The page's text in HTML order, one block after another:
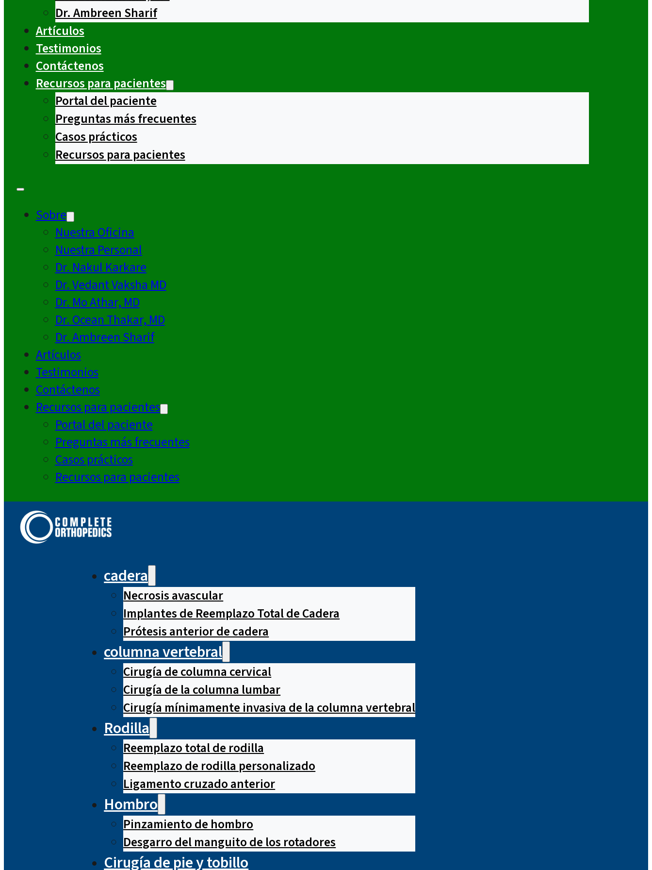
Dr. Ambreen Sharif
Artículos
Testimonios
Contáctenos
Recursos para pacientes
Portal del paciente
Preguntas más frecuentes
Casos prácticos
Recursos para pacientes
Sobre
Nuestra Oficina
Nuestra Personal
Dr. Nakul Karkare
Dr. Vedant Vaksha MD
Dr. Mo Athar, MD
Dr. Ocean Thakar, MD
Dr. Ambreen Sharif
Artículos
Testimonios
Contáctenos
Recursos para pacientes
Portal del paciente
Preguntas más frecuentes
Casos prácticos
Recursos para pacientes
cadera
Necrosis avascular
Implantes de Reemplazo Total de Cadera
Prótesis anterior de cadera
columna vertebral
Cirugía de columna cervical
Cirugía de la columna lumbar
Cirugía mínimamente invasiva de la columna vertebral
Rodilla
Reemplazo total de rodilla
Reemplazo de rodilla personalizado
Ligamento cruzado anterior
Hombro
Pinzamiento de hombro
Desgarro del manguito de los rotadores
Cirugía de pie y tobillo